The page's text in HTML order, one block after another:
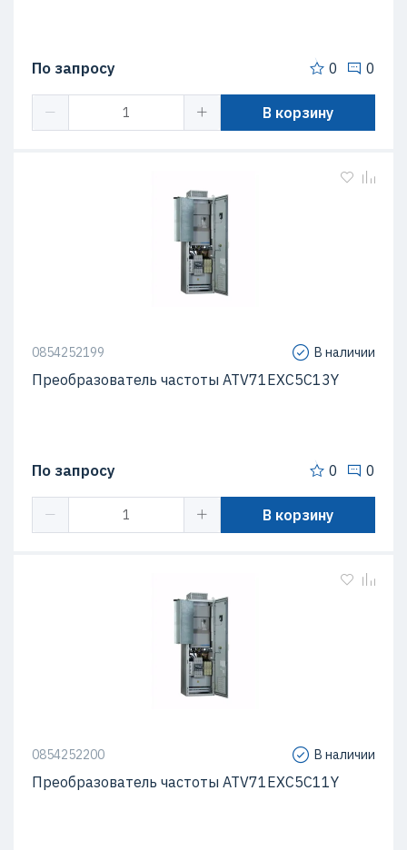
По запросу 0 0
В корзину
0854252199 В наличии
Преобразователь частоты ATV71EXC5C13Y
По запросу 0 0
В корзину
0854252200 В наличии
Преобразователь частоты ATV71EXC5C11Y